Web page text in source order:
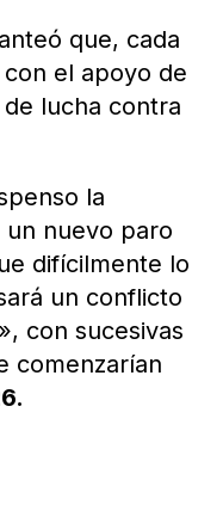
que, cada
el apoyo de
lucha contra
la
un nuevo paro
difícilmente lo
un conflicto
con sucesivas
comenzarían